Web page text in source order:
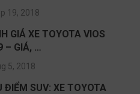
19, 2018
GIÁ XE TOYOTA VIOS
– GIÁ, …
5, 2018
ĐIỂM SUV: XE TOYOTA